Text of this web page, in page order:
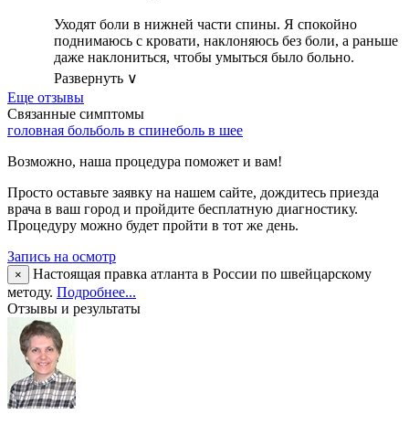
Уходят боли в нижней части спины. Я спокойно
поднимаюсь с кровати, наклоняюсь без боли, а раньше
даже наклониться, чтобы умыться было больно.
Развернуть ∨
Еще отзывы
Связанные симптомы
головная больболь в спинеболь в шее
Возможно, наша процедура поможет и вам!
Просто оставьте заявку на нашем сайте, дождитесь приезда
врача в ваш город и пройдите бесплатную диагностику.
Процедуру можно будет пройти в тот же день.
Запись на осмотр
×
Настоящая правка атланта в России по швейцарскому
методу. Подробнее...
Отзывы и результаты